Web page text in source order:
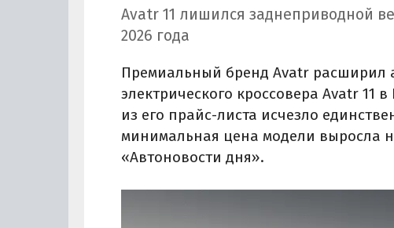
Avatr 11 лишился заднеприводной
2026 года
Премиальный бренд Avatr расширил
электрического кроссовера Avatr 11
из его прайс-листа исчезло
минимальная цена модели выросла
«Автоновости дня».